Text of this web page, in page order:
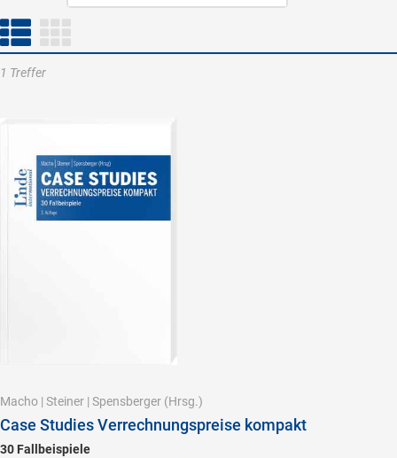
1 Treffer
Macho | Steiner | Spensberger (Hrsg.)
Case Studies Verrechnungspreise kompakt
30 Fallbeispiele